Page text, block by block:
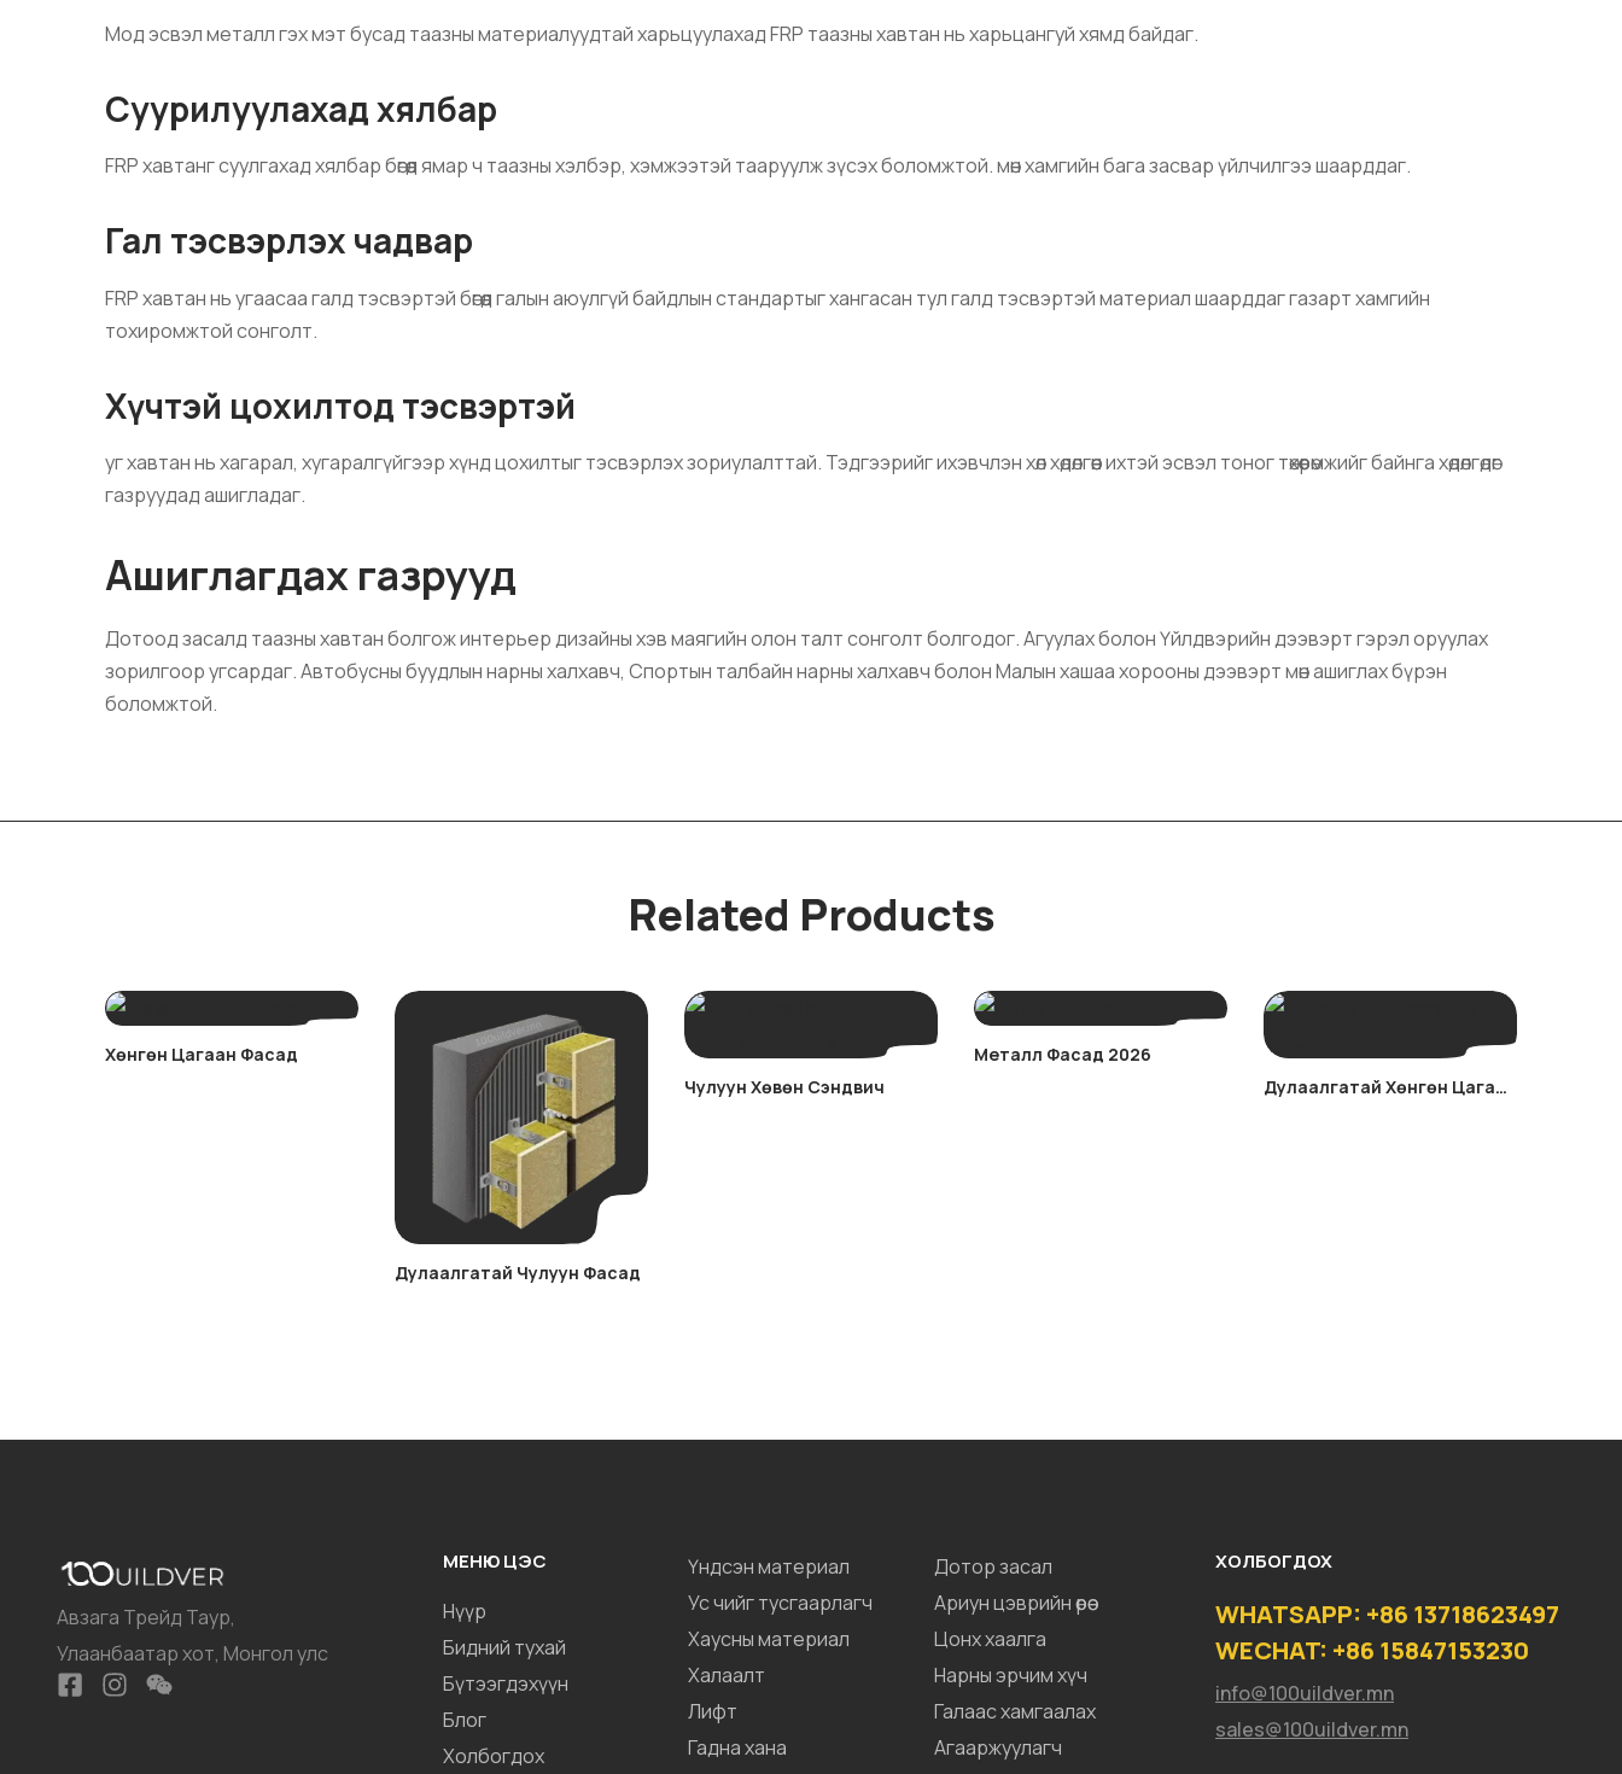
Мод эсвэл металл гэх мэт бусад таазны материалуудтай харьцуулахад FRP таазны хавтан нь харьцангуй хямд байдаг.
Суурилуулахад хялбар
FRP хавтанг суулгахад хялбар бөгөөд ямар ч таазны хэлбэр, хэмжээтэй тааруулж зүсэх боломжтой. мөн хамгийн бага засвар үйлчилгээ шаарддаг.
Гал тэсвэрлэх чадвар
FRP хавтан нь угаасаа галд тэсвэртэй бөгөөд галын аюулгүй байдлын стандартыг хангасан тул галд тэсвэртэй материал шаарддаг газарт хамгийн
тохиромжтой сонголт.
Хүчтэй цохилтод тэсвэртэй
уг хавтан нь хагарал, хугаралгүйгээр хүнд цохилтыг тэсвэрлэх зориулалттай. Тэдгээрийг ихэвчлэн хөл хөдөлгөөн ихтэй эсвэл тоног төхөөрөмжийг байнга хөдөлгөдөг
газруудад ашигладаг.
Ашиглагдах газрууд
Дотоод засалд таазны хавтан болгож интерьер дизайны хэв маягийн олон талт сонголт болгодог. Агуулах болон Үйлдвэрийн дээвэрт гэрэл оруулах
зорилгоор угсардаг. Автобусны буудлын нарны халхавч, Спортын талбайн нарны халхавч болон Малын хашаа хорооны дээвэрт мөн ашиглах бүрэн
боломжтой.
Related Products
Хөнгөн Цагаан Фасад
Дулаалгатай Чулуун Фасад
Чулуун Хөвөн Сэндвич
Металл Фасад 2026
Дулаалгатай Хөнгөн Цагаан
Авзага Трейд Таур,
Улаанбаатар хот, Монгол улс
МЕНЮ ЦЭС
Нүүр
Бидний тухай
Бүтээгдэхүүн
Блог
Холбогдох
Үндсэн материал
Ус чийг тусгаарлагч
Хаусны материал
Халаалт
Лифт
Гадна хана
Дотор засал
Ариун цэврийн өрөө
Цонх хаалга
Нарны эрчим хүч
Галаас хамгаалах
Агааржуулагч
ХОЛБОГДОХ
WHATSAPP: +86 13718623497
WECHAT: +86 15847153230
info@100uildver.mn
sales@100uildver.mn